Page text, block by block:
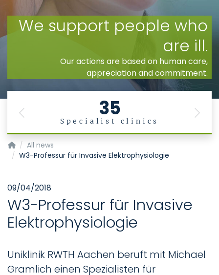
35
Specialist clinics
Previous Next
Homepage of Uniklinik RWTH Aachen
All news
W3-Professur für Invasive Elektrophysiologie
09/04/2018
W3-Professur für Invasive
Elektrophysiologie
Uniklinik RWTH Aachen beruft mit Michael
Gramlich einen Spezialisten für